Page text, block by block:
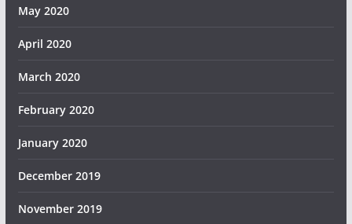
May 2020
April 2020
March 2020
February 2020
January 2020
December 2019
November 2019